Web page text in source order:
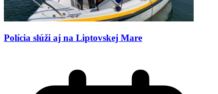
Polícia slúži aj na Liptovskej Mare